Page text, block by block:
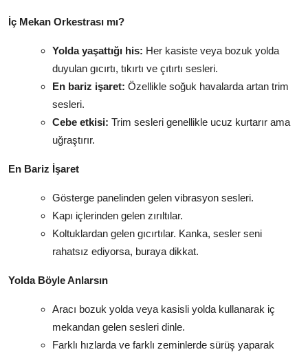
İç Mekan Orkestrası mı?
Yolda yaşattığı his: Her kasiste veya bozuk yolda
duyulan gıcırtı, tıkırtı ve çıtırtı sesleri.
En bariz işaret: Özellikle soğuk havalarda artan trim
sesleri.
Cebe etkisi: Trim sesleri genellikle ucuz kurtarır ama
uğraştırır.
En Bariz İşaret
Gösterge panelinden gelen vibrasyon sesleri.
Kapı içlerinden gelen zırıltılar.
Koltuklardan gelen gıcırtılar. Kanka, sesler seni
rahatsız ediyorsa, buraya dikkat.
Yolda Böyle Anlarsın
Aracı bozuk yolda veya kasisli yolda kullanarak iç
mekandan gelen sesleri dinle.
Farklı hızlarda ve farklı zeminlerde sürüş yaparak